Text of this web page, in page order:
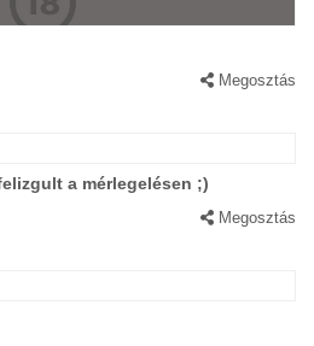
Megosztás
a mérlegelésen ;)
Megosztás